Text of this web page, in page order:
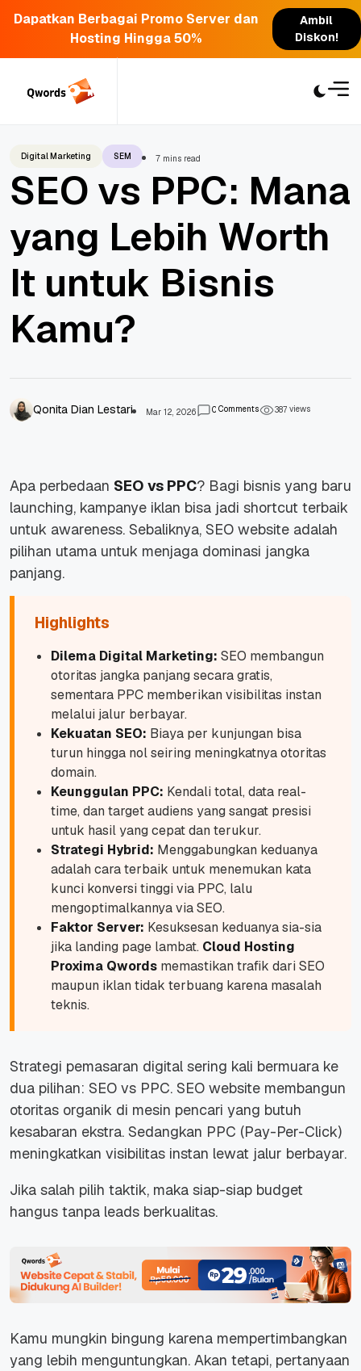
Dapatkan Berbagai Promo Server dan
Hosting Hingga 50%
Ambil
Diskon!
Digital Marketing SEM 7 mins read
SEO vs PPC: Mana
yang Lebih Worth
It untuk Bisnis
Kamu?
Qonita Dian Lestari Mar 12, 2026 0Comments 387views
Apa perbedaan SEO vs PPC? Bagi bisnis yang baru
launching, kampanye iklan bisa jadi shortcut terbaik
untuk awareness. Sebaliknya, SEO website adalah
pilihan utama untuk menjaga dominasi jangka
panjang.
Highlights
Dilema Digital Marketing: SEO membangun
otoritas jangka panjang secara gratis,
sementara PPC memberikan visibilitas instan
melalui jalur berbayar.
Kekuatan SEO: Biaya per kunjungan bisa
turun hingga nol seiring meningkatnya otoritas
domain.
Keunggulan PPC: Kendali total, data real-
time, dan target audiens yang sangat presisi
untuk hasil yang cepat dan terukur.
Strategi Hybrid: Menggabungkan keduanya
adalah cara terbaik untuk menemukan kata
kunci konversi tinggi via PPC, lalu
mengoptimalkannya via SEO.
Faktor Server: Kesuksesan keduanya sia-sia
jika landing page lambat. Cloud Hosting
Proxima Qwords memastikan trafik dari SEO
maupun iklan tidak terbuang karena masalah
teknis.
Strategi pemasaran digital sering kali bermuara ke
dua pilihan: SEO vs PPC. SEO website membangun
otoritas organik di mesin pencari yang butuh
kesabaran ekstra. Sedangkan PPC (Pay-Per-Click)
meningkatkan visibilitas instan lewat jalur berbayar.
Jika salah pilih taktik, maka siap-siap budget
hangus tanpa leads berkualitas.
Kamu mungkin bingung karena mempertimbangkan
yang lebih menguntungkan. Akan tetapi, pertanyaan